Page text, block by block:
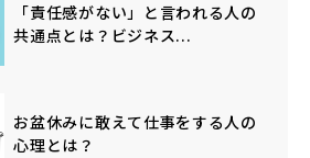
「責任感がない」と言われる人の
共通点とは？ビジネス...
お盆休みに敢えて仕事をする人の
心理とは？